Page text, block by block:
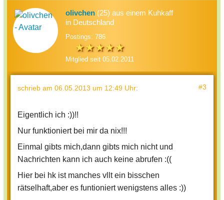
olivchen (25) aus einem Kuhkaff
in Deutschland
Postings: 786
Mitglied seit 05.02.2011
schrieb am 06.05.2013 um 12:49 Uhr: #3
Eigentlich ich :))!!
Nur funktioniert bei mir da nix!!!
Einmal gibts mich,dann gibts mich nicht und
Nachrichten kann ich auch keine abrufen :((
Hier bei hk ist manches vllt ein bisschen
rätselhaft,aber es funtioniert wenigstens alles :))